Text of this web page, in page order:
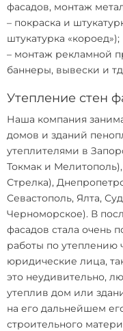
фасадов, монтаж
– покраска и
штукатурка «короед»);
– монтаж рекламной
баннеры, вывески и
Утепление стен
Наша компания
домов и зданий
утеплителями в
Токмак и
Стрелка),
Севастополь, Ялта,
Черноморское). В
фасадов стала очень
работы по утеплению
юридические лица,
это неудивительно,
утеплив дом или
на его дальнейшем
строительного